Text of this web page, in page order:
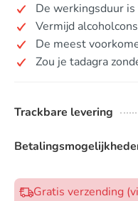
De werkingsduur
Vermijd
De meest
Zou je tadagra
Trackbare levering
Gratis verzending